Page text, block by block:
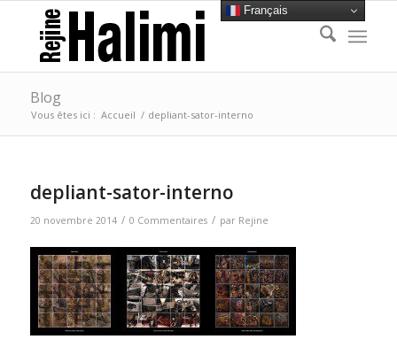
Blog
Vous êtes ici : Accueil / depliant-sator-interno
depliant-sator-interno
20 novembre 2014 / 0 Commentaires / par Rejine
Français